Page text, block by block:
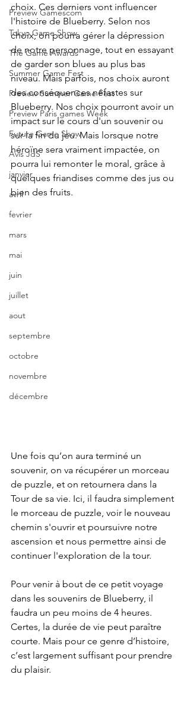
Preview Gamescom
Tokyo Game Show
The Game Awards
Summer Game Fest
Preview Summer Game Fest
Preview Paris games Week
Future Game Show
Avis JdS
janvier
avril
fevrier
mars
mai
juin
juillet
aout
septembre
octobre
novembre
décembre
choix. Ces derniers vont influencer
l'histoire de Blueberry. Selon nos
choix, on pourra gérer la dépression
de notre personnage, tout en essayant
de garder son blues au plus bas
niveau. Mais parfois, nos choix auront
des conséquences néfastes sur
Blueberry. Nos choix pourront avoir un
impact sur le cours d'un souvenir ou
sur la fin du jeu. Mais lorsque notre
héroïne sera vraiment impactée, on
pourra lui remonter le moral, grâce à
quelques friandises comme des jus ou
bien des fruits.
Une fois qu’on aura terminé un
souvenir, on va récupérer un morceau
de puzzle, et on retournera dans la
Tour de sa vie. Ici, il faudra simplement
le morceau de puzzle, voir le nouveau
chemin s'ouvrir et poursuivre notre
ascension et nous permettre ainsi de
continuer l'exploration de la tour.
Pour venir à bout de ce petit voyage
dans les souvenirs de Blueberry, il
faudra un peu moins de 4 heures.
Certes, la durée de vie peut paraître
courte. Mais pour ce genre d’histoire,
c’est largement suffisant pour prendre
du plaisir.